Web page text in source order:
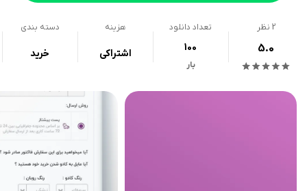
2 نظر
5.0
تعداد دانلود
100
بار
هزینه
اشتراکی
دسته بندی
خرید